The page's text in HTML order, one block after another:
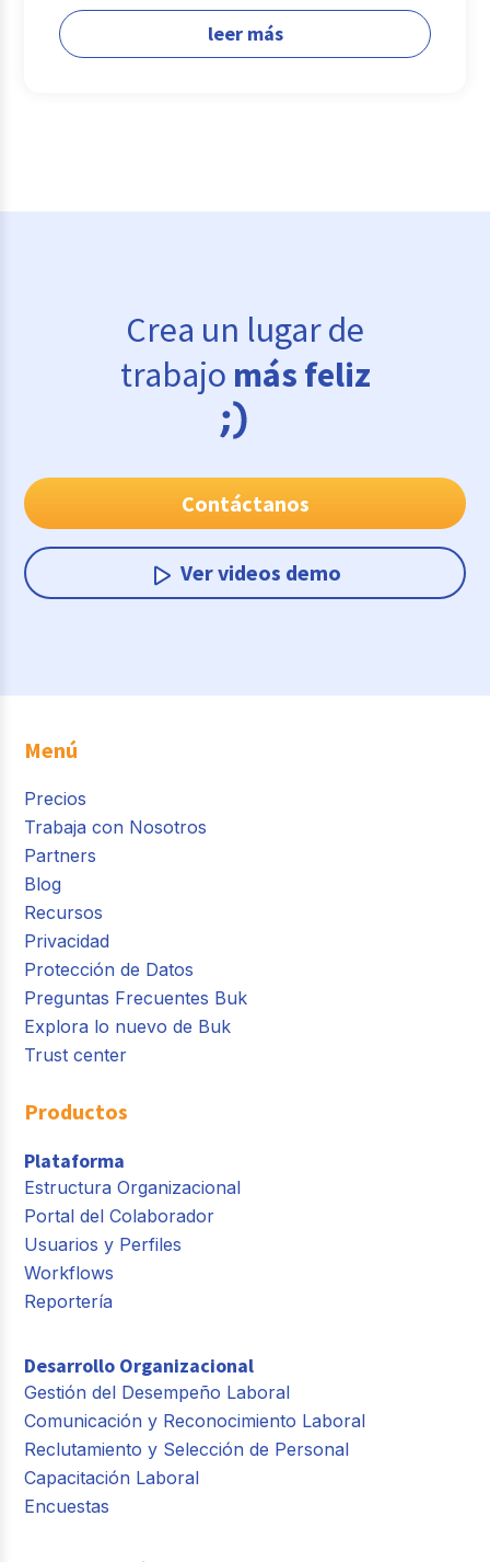
leer más
Crea un lugar de
trabajo más feliz
Contáctanos
Ver videos demo
Menú
Precios
Trabaja con Nosotros
Partners
Blog
Recursos
Privacidad
Protección de Datos
Preguntas Frecuentes Buk
Explora lo nuevo de Buk
Trust center
Productos
Plataforma
Estructura Organizacional
Portal del Colaborador
Usuarios y Perfiles
Workflows
Reportería
Desarrollo Organizacional
Gestión del Desempeño Laboral
Comunicación y Reconocimiento Laboral
Reclutamiento y Selección de Personal
Capacitación Laboral
Encuestas